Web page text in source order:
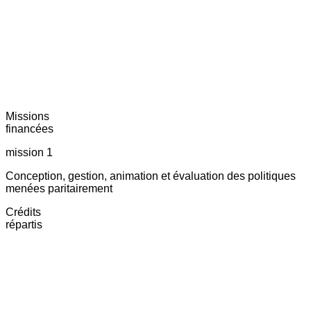
Missions
financées
mission 1
Conception, gestion, animation et évaluation des politiques
menées paritairement
Crédits
répartis